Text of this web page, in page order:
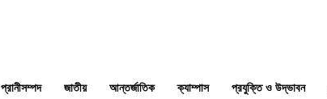
প্রানীসম্পদ জাতীয় আন্তর্জাতিক ক্যাম্পাস প্রযুক্তি ও উদ্ভাবন